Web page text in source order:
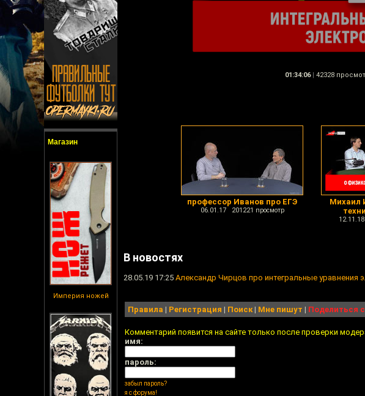
Магазин
Империя ножей
01:34:06 | 42328
профессор Иванов про ЕГЭ
06.01.17 201221 просмотр
Михаил
В новостях
28.05.19 17:25 Александр Чирцов про интегральные уравнения
Правила | Регистрация | Поиск| Мне пишут | Поделиться
Комментарий появится на сайте только после проверки
имя:
пароль:
забыл пароль?
я с форума!